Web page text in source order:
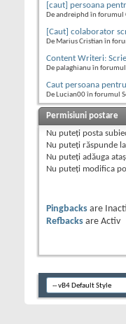
[caut] persoana
De andreiphd în forumul
[Caut] colaborator
De Marius Cristian în
Content Writeri:
De palaghianu în
Caut persoana
De Lucian00 în forumul
Permisiuni postare
Nu puteţi posta
Nu puteţi răspunde
Nu puteţi adăuga
Nu puteţi modifica
Pingbacks are
Refbacks are Activ